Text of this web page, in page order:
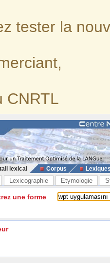
tester la
CNRTL
lexical Corpus
Lexicographie Etymologie
une forme